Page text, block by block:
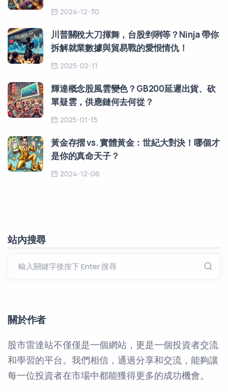
2024-12-30
川普關稅大刀揮舞，台股剉咧等？Ninja 帶你
拆解就業數據與貿易戰的愛恨情仇！
2025-02-11
輝達概念股風雲變色？GB200延遲出貨、砍
單疑雲，供應鏈何去何從？
2025-01-15
黃金存摺 vs. 實體黃金：世紀大對決！哪個才
是你的真命天子？
2024-12-06
站內搜尋
關於作者
股市雷達站不僅僅是一個網站，更是一個投資者交流
和學習的平台。我們相信，通過分享和交流，能夠讓
每一位投資者在市場中都能獲得更多的成功機會。